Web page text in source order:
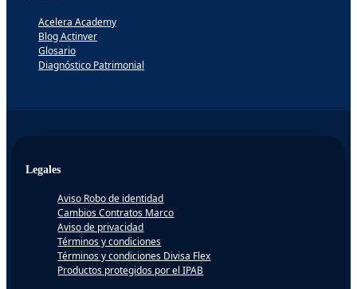
Acelera Academy
Blog Actinver
Glosario
Diagnóstico Patrimonial
Legales
Aviso Robo de identidad
Cambios Contratos Marco
Aviso de privacidad
Términos y condiciones
Términos y condiciones Divisa Flex
Productos protegidos por el IPAB